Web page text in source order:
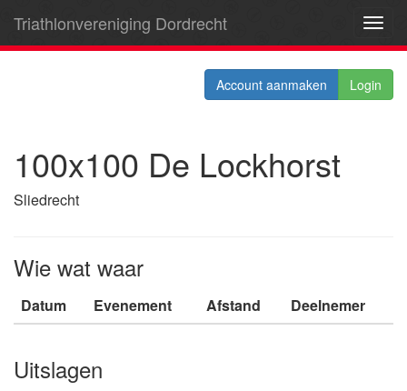
Triathlonvereniging Dordrecht
Account aanmaken Login
100x100 De Lockhorst
Sliedrecht
Wie wat waar
Datum Evenement Afstand Deelnemer
Uitslagen